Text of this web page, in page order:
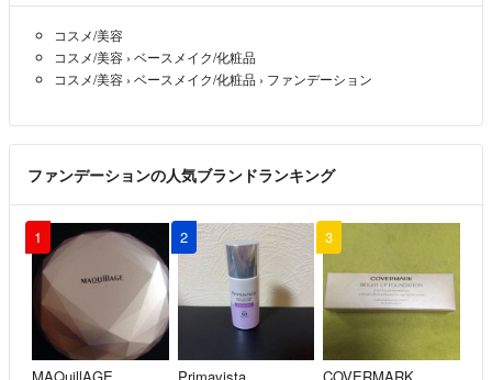
発送後の返品キャンセルはお断りしてますので気になる事はご購入前に
お尋ね下さい。
コスメ/美容
コスメ/美容 › ベースメイク/化粧品
コスメ/美容 › ベースメイク/化粧品 › ファンデーション
ファンデーションの人気ブランドランキング
1
MAQuillAGE
2
Primavista
3
COVERMARK